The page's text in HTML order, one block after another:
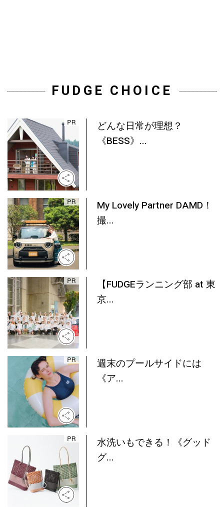
FUDGE CHOICE
どんな日常が理想？
《BESS》...
My Lovely Partner DAMD！
撮...
【FUDGEランニング部 at 東
京...
週末のプールサイドには
《ア...
水洗いもできる！《グッド
グ...